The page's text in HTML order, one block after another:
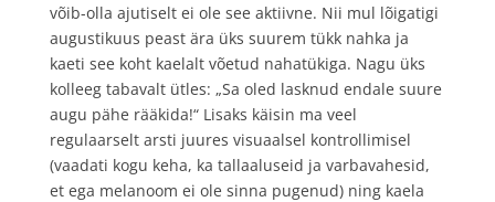
võib-olla ajutiselt ei ole see aktiivne. Nii mul lõigatigi
augustikuus peast ära üks suurem tükk nahka ja
kaeti see koht kaelalt võetud nahatükiga. Nagu üks
kolleeg tabavalt ütles: „Sa oled lasknud endale suure
augu pähe rääkida!“ Lisaks käisin ma veel
regulaarselt arsti juures visuaalsel kontrollimisel
(vaadati kogu keha, ka tallaaluseid ja varbavahesid,
et ega melanoom ei ole sinna pugenud) ning kaela